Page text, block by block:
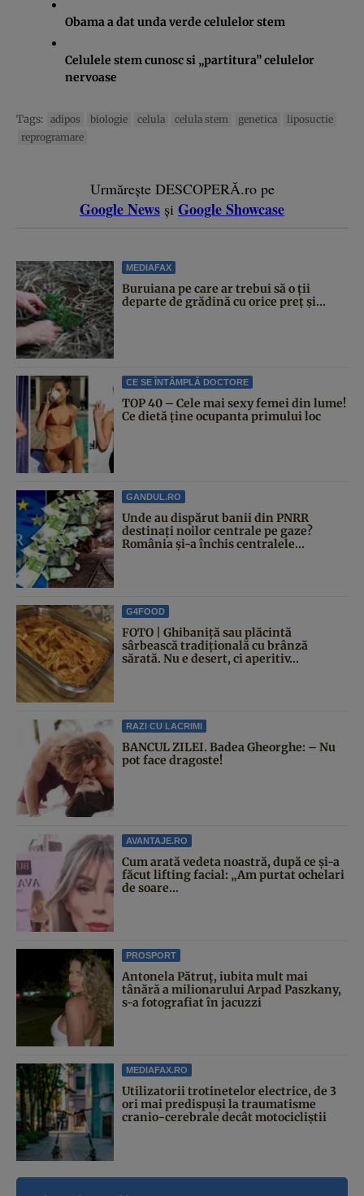
Obama a dat unda verde celulelor stem
Celulele stem cunosc si „partitura” celulelor
nervoase
Tags: adipos biologie celula celula stem genetica
liposuctie
reprogramare
Urmărește DESCOPERĂ.ro pe
Google News și Google Showcase
MEDIAFAX
Buruiana pe care ar trebui să o ții
departe de grădină cu orice preț și...
CE SE ÎNTÂMPLĂ DOCTORE
TOP 40 – Cele mai sexy femei din lume!
Ce dietă ține ocupanta primului loc
GANDUL.RO
Unde au dispărut banii din PNRR
destinați noilor centrale pe gaze?
România și-a închis centralele...
G4FOOD
FOTO | Ghibaniță sau plăcintă
sârbească tradițională cu brânză
sărată. Nu e desert, ci aperitiv...
RAZI CU LACRIMI
BANCUL ZILEI. Badea Gheorghe: – Nu
pot face dragoste!
AVANTAJE.RO
Cum arată vedeta noastră, după ce și-a
făcut lifting facial: „Am purtat ochelari
de soare...
PROSPORT
Antonela Pătruț, iubita mult mai
tânără a milionarului Arpad Paszkany,
s-a fotografiat în jacuzzi
MEDIAFAX.RO
Utilizatorii trotinetelor electrice, de 3
ori mai predispuși la traumatisme
cranio-cerebrale decât motocicliștii